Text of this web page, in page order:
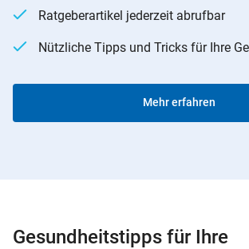
Ratgeberartikel jederzeit abrufbar
Nützliche Tipps und Tricks für Ihre
Mehr erfahren
Gesundheitstipps für Ihre